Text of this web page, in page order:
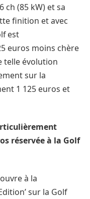
ch (85 kW) et sa
finition et avec
est
euros moins chère
telle évolution
sur la
1 125 euros et
réservée à la Golf
à la
sur la Golf